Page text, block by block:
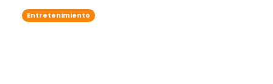
Entretenimiento